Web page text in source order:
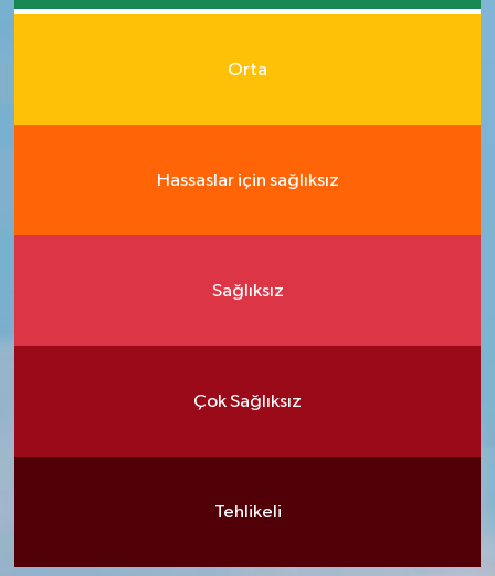
Orta
Hassaslar için sağlıksız
Sağlıksız
Çok Sağlıksız
Tehlikeli